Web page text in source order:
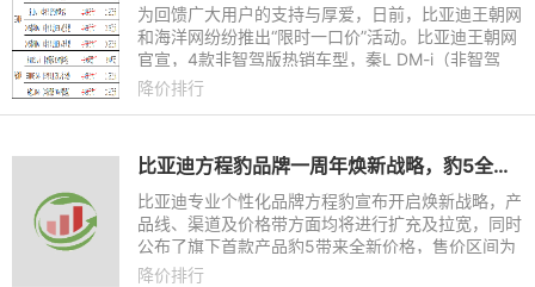
为回馈广大用户的支持与厚爱，日前，比亚迪王朝网
和海洋网纷纷推出“限时一口价”活动。比亚迪王朝网
官宣，4款非智驾版热销车型，秦L DM-i（非智驾
版）限时一口价8.98万元起，宋L DM-i（非智驾
降价排行
比亚迪方程豹品牌一周年焕新战略，豹5全新价格23.98万起
比亚迪专业个性化品牌方程豹宣布开启焕新战略，产
品线、渠道及价格带方面均将进行扩充及拉宽，同时
公布了旗下首款产品豹5带来全新价格，售价区间为
23.98-30.28万元，充分做到了技术平权越野无界。
降价排行